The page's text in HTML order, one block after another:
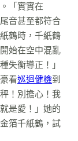
「實實在
音甚至都符合
鶴時，千紙鶴
始在空中混亂
失衡導正！」
看巡迴健檢到
！別擔心！我
是愛！」她的
箔千紙鶴，試